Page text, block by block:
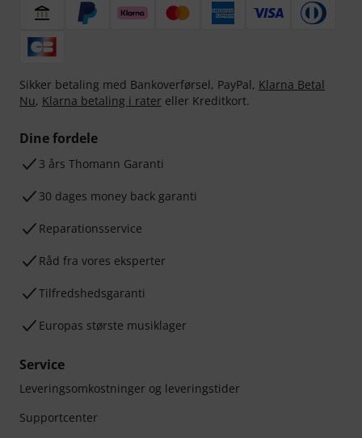
Sikker betaling med Bankoverførsel, PayPal, Klarna Betal
Nu, Klarna betaling i rater eller Kreditkort.
Dine fordele
3 års Thomann Garanti
30 dages money back garanti
Reparationsservice
Råd fra vores eksperter
Tilfredshedsgaranti
Europas største musiklager
Service
Leveringsomkostninger og leveringstider
Supportcenter